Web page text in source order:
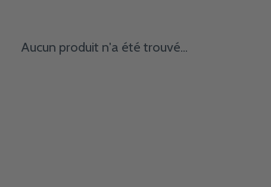
Aucun produit n'a été trouvé...